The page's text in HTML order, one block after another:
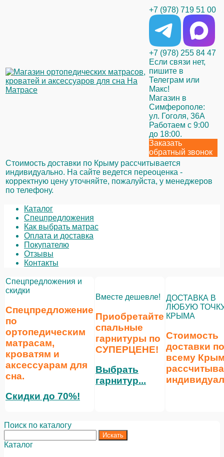
+7 (978) 719 51 00
+7 (978) 255 84 47
Если связи нет,
пишите в
Телеграм или
Макс!
Магазин в
Симферополе:
ул. Гоголя, 36А
Работаем с 9:00
до 18:00.
Заказать
обратный звонок
Стоимость доставки по Крыму рассчитывается
индивидуально. На сайте ведется переоценка -
корректную цену уточняйте, пожалуйста, у менеджеров
по телефону.
Каталог
Спецпредложения
Как выбрать матрас
Оплата и доставка
Покупателю
Отзывы
Контакты
Спецпредложения и
скидки
Спецпредложение
по
ортопедическим
матрасам,
кроватям и
аксессуарам для
сна.
Скидки до 70%!
Вместе дешевле!
Приобретайте
спальные
гарнитуры по
СУПЕРЦЕНЕ!
Выбрать
гарнитур...
ДОСТАВКА В
ЛЮБУЮ
КРЫМА
Стоимость
доставки по
всему
Поиск по каталогу
Каталог